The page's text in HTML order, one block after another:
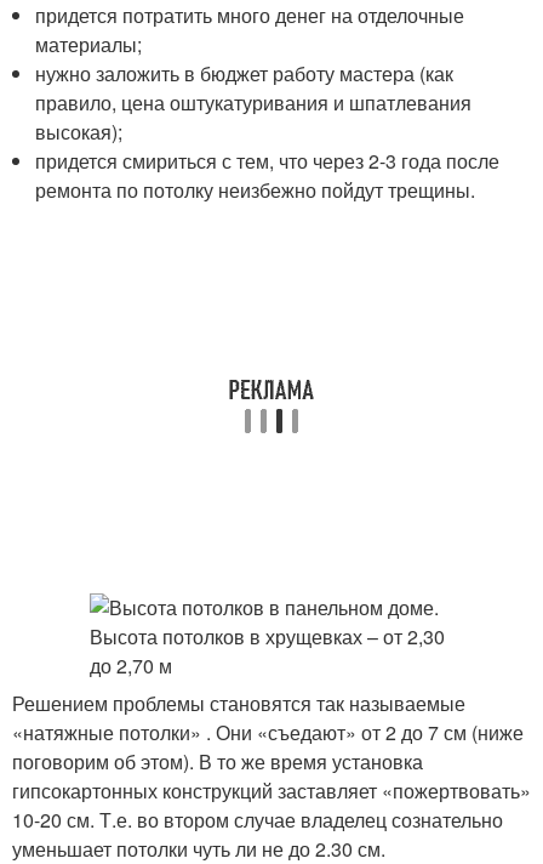
придется потратить много денег на отделочные
материалы;
нужно заложить в бюджет работу мастера (как
правило, цена оштукатуривания и шпатлевания
высокая);
придется смириться с тем, что через 2-3 года после
ремонта по потолку неизбежно пойдут трещины.
Решением проблемы становятся так называемые
«натяжные потолки» . Они «съедают» от 2 до 7 см (ниже
поговорим об этом). В то же время установка
гипсокартонных конструкций заставляет «пожертвовать»
10-20 см. Т.е. во втором случае владелец сознательно
уменьшает потолки чуть ли не до 2.30 см.